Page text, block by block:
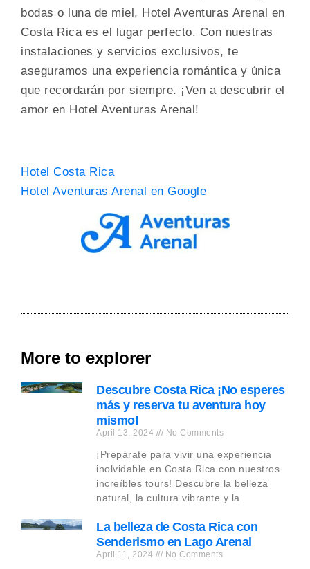
bodas o luna de miel, Hotel Aventuras Arenal en
Costa Rica es el lugar perfecto. Con nuestras
instalaciones y servicios exclusivos, te
aseguramos una experiencia romántica y única
que recordarán por siempre. ¡Ven a descubrir el
amor en Hotel Aventuras Arenal!
Hotel Costa Rica
Hotel Aventuras Arenal en Google
More to explorer
Descubre Costa Rica ¡No esperes
más y reserva tu aventura hoy
mismo!
April 13, 2024 No Comments
¡Prepárate para vivir una experiencia
inolvidable en Costa Rica con nuestros
increíbles tours! Descubre la belleza
natural, la cultura vibrante y la
La belleza de Costa Rica con
Senderismo en Lago Arenal
April 11, 2024 No Comments